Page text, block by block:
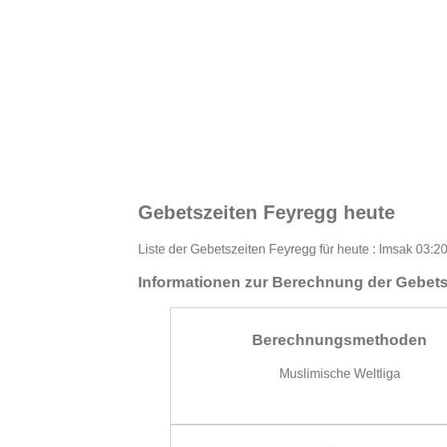
Gebetszeiten Feyregg heute
Liste der Gebetszeiten Feyregg für heute : Imsak
Informationen zur Berechnung der
Berechnungsmethoden
Muslimische Weltliga